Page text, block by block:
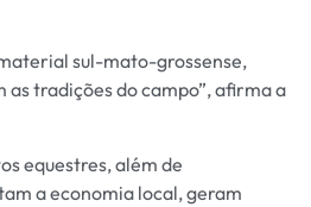
sul-mato-grossense,
tradições do campo”, afirma a
equestres, além de
a economia local, geram